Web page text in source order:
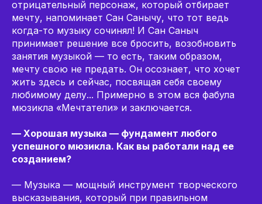
отрицательный персонаж, который отбирает
мечту, напоминает Сан Санычу, что тот ведь
когда-то музыку сочинял! И Сан Саныч
принимает решение все бросить, возобновить
занятия музыкой — то есть, таким образом,
мечту свою не предать. Он осознает, что хочет
жить здесь и сейчас, посвящая себя своему
любимому делу... Примерно в этом вся фабула
мюзикла «Мечтатели» и заключается.
— Хорошая музыка — фундамент любого
успешного мюзикла. Как вы работали над ее
созданием?
— Музыка — мощный инструмент творческого
высказывания, который при правильном